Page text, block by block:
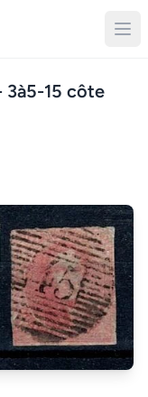
3à5-15 côte